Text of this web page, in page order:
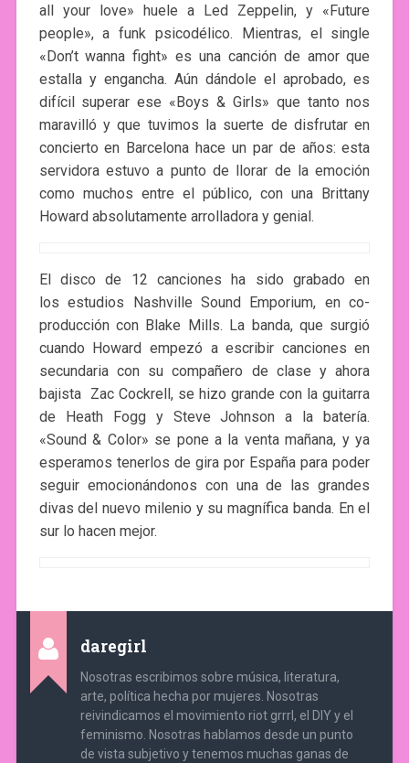
all your love» huele a Led Zeppelin, y «Future
people», a funk psicodélico. Mientras, el single
«Don’t wanna fight» es una canción de amor que
estalla y engancha. Aún dándole el aprobado, es
difícil superar ese «Boys & Girls» que tanto nos
maravilló y que tuvimos la suerte de disfrutar en
concierto en Barcelona hace un par de años: esta
servidora estuvo a punto de llorar de la emoción
como muchos entre el público, con una Brittany
Howard absolutamente arrolladora y genial.
El disco de 12 canciones ha sido grabado en
los estudios Nashville Sound Emporium, en co-
producción con Blake Mills. La banda, que surgió
cuando Howard empezó a escribir canciones en
secundaria con su compañero de clase y ahora
bajista Zac Cockrell, se hizo grande con la guitarra
de Heath Fogg y Steve Johnson a la batería.
«Sound & Color» se pone a la venta mañana, y ya
esperamos tenerlos de gira por España para poder
seguir emocionándonos con una de las grandes
divas del nuevo milenio y su magnífica banda. En el
sur lo hacen mejor.
daregirl
Nosotras escribimos sobre música, literatura,
arte, política hecha por mujeres. Nosotras
reivindicamos el movimiento riot grrrl, el DIY y el
feminismo. Nosotras hablamos desde un punto
de vista subjetivo y tenemos muchas ganas de